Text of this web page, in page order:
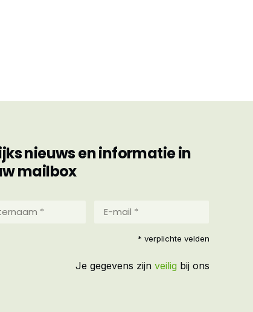
nieuws en informatie in
mailbox
mail
* verplichte velden
Je gegevens zijn veilig bij ons